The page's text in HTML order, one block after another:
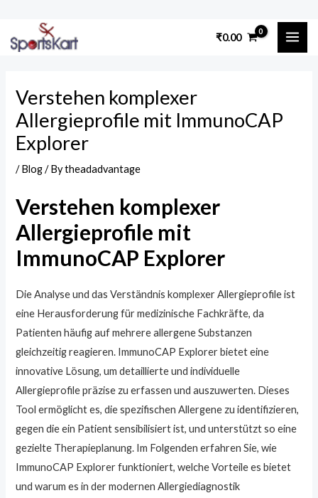
content
₹0.00
Verstehen komplexer
Allergieprofile mit ImmunoCAP
Explorer
/Blog/ Bytheadadvantage
Verstehen komplexer
Allergieprofile mit
ImmunoCAP Explorer
Die Analyse und das Verständnis komplexer Allergieprofile ist
eine Herausforderung für medizinische Fachkräfte, da
Patienten häufig auf mehrere allergene Substanzen
gleichzeitig reagieren. ImmunoCAP Explorer bietet eine
innovative Lösung, um detaillierte und individuelle
Allergieprofile präzise zu erfassen und auszuwerten. Dieses
Tool ermöglicht es, die spezifischen Allergene zu identifizieren,
gegen die ein Patient sensibilisiert ist, und unterstützt so eine
gezielte Therapieplanung. Im Folgenden erfahren Sie, wie
ImmunoCAP Explorer funktioniert, welche Vorteile es bietet
und warum es in der modernen Allergiediagnostik
navigation